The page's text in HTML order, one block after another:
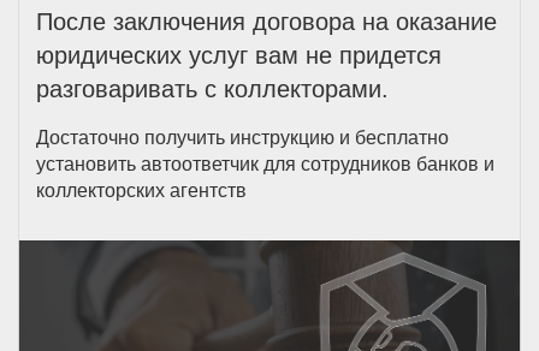
После заключения договора на оказание
юридических услуг вам не придется
разговаривать с коллекторами.
Достаточно получить инструкцию и бесплатно
установить автоответчик для сотрудников банков и
коллекторских агентств